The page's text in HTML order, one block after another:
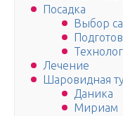
Посадка
Выбор
Лечение
Шаровидная
Даника
Мириам